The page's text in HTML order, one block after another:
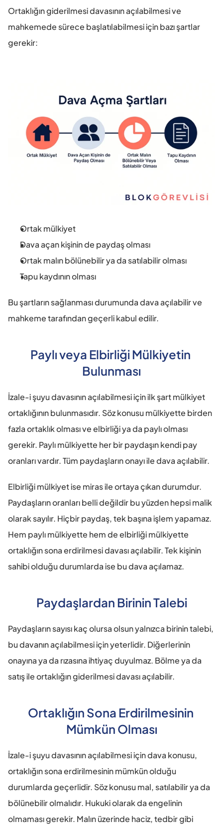
Ortaklığın giderilmesi davasının açılabilmesi ve
mahkemede sürece başlatılabilmesi için bazı şartlar
gerekir:
Ortak mülkiyet
Dava açan kişinin de paydaş olması
Ortak malın bölünebilir ya da satılabilir olması
Tapu kaydının olması
Bu şartların sağlanması durumunda dava açılabilir ve
mahkeme tarafından geçerli kabul edilir.
Paylı veya Elbirliği Mülkiyetin
Bulunması
İzale-i şuyu davasının açılabilmesi için ilk şart mülkiyet
ortaklığının bulunmasıdır. Söz konusu mülkiyette birden
fazla ortaklık olması ve elbirliği ya da paylı olması
gerekir. Paylı mülkiyette her bir paydaşın kendi pay
oranları vardır. Tüm paydaşların onayı ile dava açılabilir.
Elbirliği mülkiyet ise miras ile ortaya çıkan durumdur.
Paydaşların oranları belli değildir bu yüzden hepsi malik
olarak sayılır. Hiçbir paydaş, tek başına işlem yapamaz.
Hem paylı mülkiyette hem de elbirliği mülkiyette
ortaklığın sona erdirilmesi davası açılabilir. Tek kişinin
sahibi olduğu durumlarda ise bu dava açılamaz.
Paydaşlardan Birinin Talebi
Paydaşların sayısı kaç olursa olsun yalnızca birinin talebi,
bu davanın açılabilmesi için yeterlidir. Diğerlerinin
onayına ya da rızasına ihtiyaç duyulmaz. Bölme ya da
satış ile ortaklığın giderilmesi davası açılabilir.
Ortaklığın Sona Erdirilmesinin
Mümkün Olması
İzale-i şuyu davasının açılabilmesi için dava konusu,
ortaklığın sona erdirilmesinin mümkün olduğu
durumlarda geçerlidir. Söz konusu mal, satılabilir ya da
bölünebilir olmalıdır. Hukuki olarak da engelinin
olmaması gerekir. Malın üzerinde haciz, tedbir gibi